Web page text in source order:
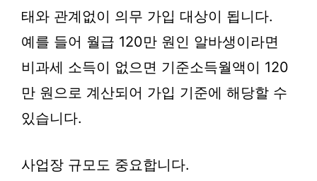
태와 관계없이 의무 가입 대상이 됩니다.
예를 들어 월급 120만 원인 알바생이라면
비과세 소득이 없으면 기준소득월액이 120
만 원으로 계산되어 가입 기준에 해당할 수
있습니다.
사업장 규모도 중요합니다.